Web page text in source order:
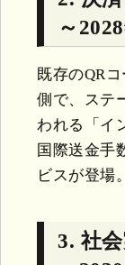
～2028
既存のQR
側で、ステ
われる「イ
国際送金手
ビスが登場。
3. 社